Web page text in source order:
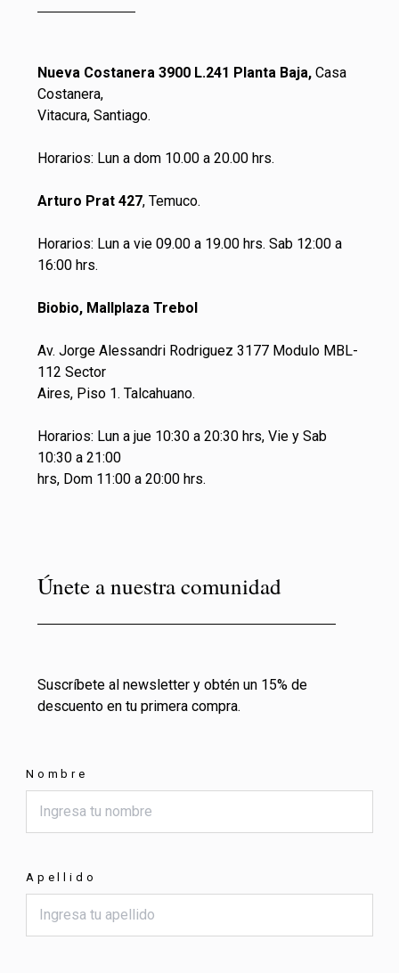
Nueva Costanera 3900 L.241 Planta Baja, Casa
Costanera,
Vitacura, Santiago.
Horarios: Lun a dom 10.00 a 20.00 hrs.
Arturo Prat 427, Temuco.
Horarios: Lun a vie 09.00 a 19.00 hrs. Sab 12:00 a
16:00 hrs.
Biobio, Mallplaza Trebol
Av. Jorge Alessandri Rodriguez 3177 Modulo MBL-
112 Sector
Aires, Piso 1. Talcahuano.
Horarios: Lun a jue 10:30 a 20:30 hrs, Vie y Sab
10:30 a 21:00
hrs, Dom 11:00 a 20:00 hrs.
Únete a nuestra comunidad
Suscríbete al newsletter y obtén un 15% de
descuento en tu primera compra.
Nombre
Apellido